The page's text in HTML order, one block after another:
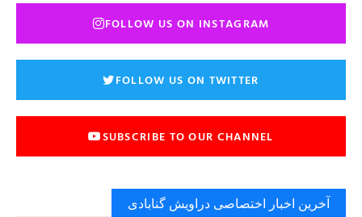
FOLLOW US ON INSTAGRAM
FOLLOW US ON TWITTER
SUBSCRIBE TO OUR CHANNEL
آخرین اخبار اختصاصی دراویش گنابادی